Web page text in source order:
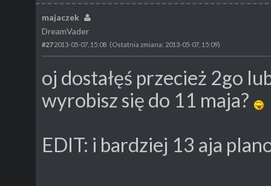
majaczek
DreamVader
#272013-05-07, 15:08 (Ostatnia zmiana: 2013-05-07, 15:09)
oj dostałęś przecież 2go
wyrobisz się do 11 maja?
EDIT: i bardziej 13 aja